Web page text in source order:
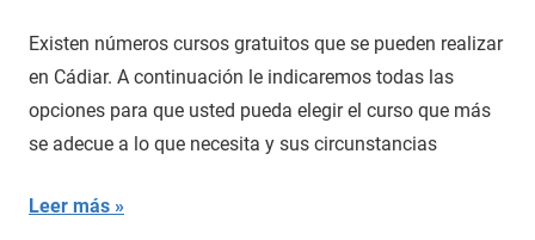
Existen números cursos gratuitos que se pueden realizar
en Cádiar. A continuación le indicaremos todas las
opciones para que usted pueda elegir el curso que más
se adecue a lo que necesita y sus circunstancias
Leer más